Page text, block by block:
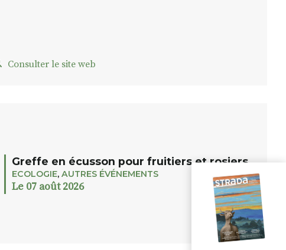
Consulter le site web
Greffe en écusson pour fruitiers et rosiers
ECOLOGIE, AUTRES ÉVÉNEMENTS
Le 07 août 2026